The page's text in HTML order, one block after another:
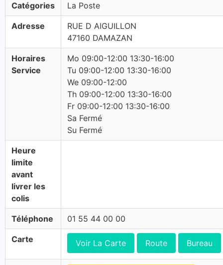
Catégories La Poste
Adresse
RUE D AIGUILLON
47160 DAMAZAN
Horaires
Service
Mo 09:00-12:00 13:30-16:00
Tu 09:00-12:00 13:30-16:00
We 09:00-12:00
Th 09:00-12:00 13:30-16:00
Fr 09:00-12:00 13:30-16:00
Sa Fermé
Su Fermé
Heure
limite
avant
livrer les
colis
Téléphone 01 55 44 00 00
Carte Voir La Carte Route Bureau